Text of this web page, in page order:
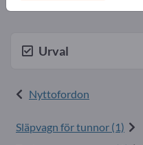
Urval
Nyttofordon
Släpvagn för tunnor (1)